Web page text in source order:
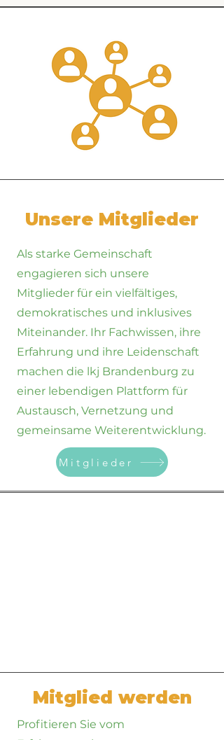
Unsere Mitglieder
Als starke Gemeinschaft
engagieren sich unsere
Mitglieder für ein vielfältiges,
demokratisches und inklusives
Miteinander. Ihr Fachwissen, ihre
Erfahrung und ihre Leidenschaft
machen die lkj Brandenburg zu
einer lebendigen Plattform für
Austausch, Vernetzung und
gemeinsame Weiterentwicklung.
Mitglieder
Mitglied werden
Profitieren Sie vom